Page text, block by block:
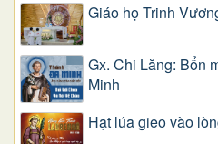
Giáo họ Trinh
Gx. Chi Lăng: Bổn
Minh
Hạt lúa gieo vào